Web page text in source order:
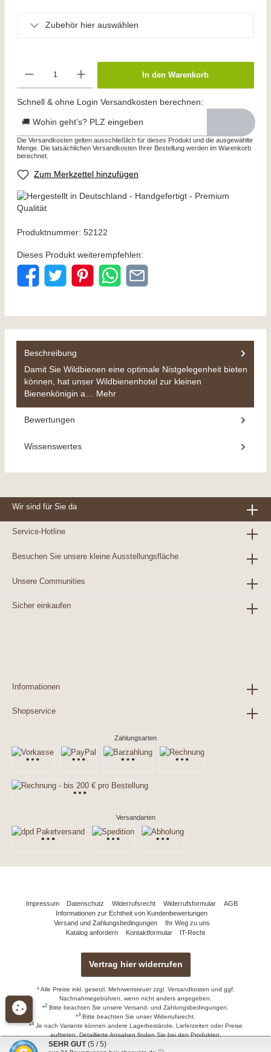
Zubehör hier auswählen
In den Warenkorb
Schnell & ohne Login Versandkosten berechnen:
🚚 Wohin geht’s? PLZ eingeben
Die Versandkosten gelten ausschließlich für dieses Produkt und die ausgewählte
Menge. Die tatsächlichen Versandkosten Ihrer Bestellung werden im Warenkorb
berechnet.
Zum Merkzettel hinzufügen
Produktnummer: 52122
Dieses Produkt weiterempfehlen:
Beschreibung
Damit Sie Wildbienen eine optimale Nistgelegenheit bieten
können, hat unser Wildbienenhotel zur kleinen
Bienenkönigin a…
Mehr
Bewertungen
Wissenswertes
Wir sind für Sie da
Service-Hotline
Besuchen Sie unsere kleine Ausstellungsfläche
Unsere Communities
Sicher einkaufen
Informationen
Shopservice
Zahlungsarten
Versandarten
Impressum Datenschutz Widerrufsrecht Widerrufsformular
AGB
Informationen zur Echtheit von Kundenbewertungen
Versand und Zahlungsbedingungen
Ihr Weg zu uns
Katalog anfordern
Kontaktformular IT-Recht
Vertrag hier widerrufen
* Alle Preise inkl. gesetzl. Mehrwertsteuer zzgl. Versandkosten und ggf.
Nachnahmegebühren, wenn nicht anders angegeben.
*2 Bitte beachten Sie unsere Versand- und Zahlungsbedingungen.
*3 Bitte beachten Sie unserWiderrufsrecht
*4Je nach Variante können andere Lagerbestände, Lieferzeiten oder Preise
auftreten. Detaillierte Angaben finden Sie bei den Produkten.
© 2026 naturdomizile.de - Alle Rechte vorbehalten. Theme by
SEHR GUT (5 / 5)